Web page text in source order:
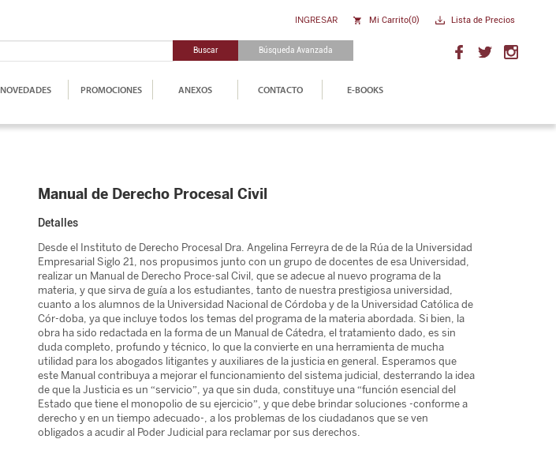
Lista de Precios
Mi Carrito(0)
INGRESAR
Buscar Búsqueda Avanzada
NOVEDADES PROMOCIONES ANEXOS CONTACTO E-BOOKS
Manual de Derecho Procesal Civil
Detalles
Desde el Instituto de Derecho Procesal Dra. Angelina Ferreyra de de la Rúa de la Universidad
Empresarial Siglo 21, nos propusimos junto con un grupo de docentes de esa Universidad,
realizar un Manual de Derecho Proce-sal Civil, que se adecue al nuevo programa de la
materia, y que sirva de guía a los estudiantes, tanto de nuestra prestigiosa universidad,
cuanto a los alumnos de la Universidad Nacional de Córdoba y de la Universidad Católica de
Cór-doba, ya que incluye todos los temas del programa de la materia abordada. Si bien, la
obra ha sido redactada en la forma de un Manual de Cátedra, el tratamiento dado, es sin
duda completo, profundo y técnico, lo que la convierte en una herramienta de mucha
utilidad para los abogados litigantes y auxiliares de la justicia en general. Esperamos que
este Manual contribuya a mejorar el funcionamiento del sistema judicial, desterrando la idea
de que la Justicia es un “servicio”, ya que sin duda, constituye una “función esencial del
Estado que tiene el monopolio de su ejercicio”, y que debe brindar soluciones -conforme a
derecho y en un tiempo adecuado-, a los problemas de los ciudadanos que se ven
obligados a acudir al Poder Judicial para reclamar por sus derechos.